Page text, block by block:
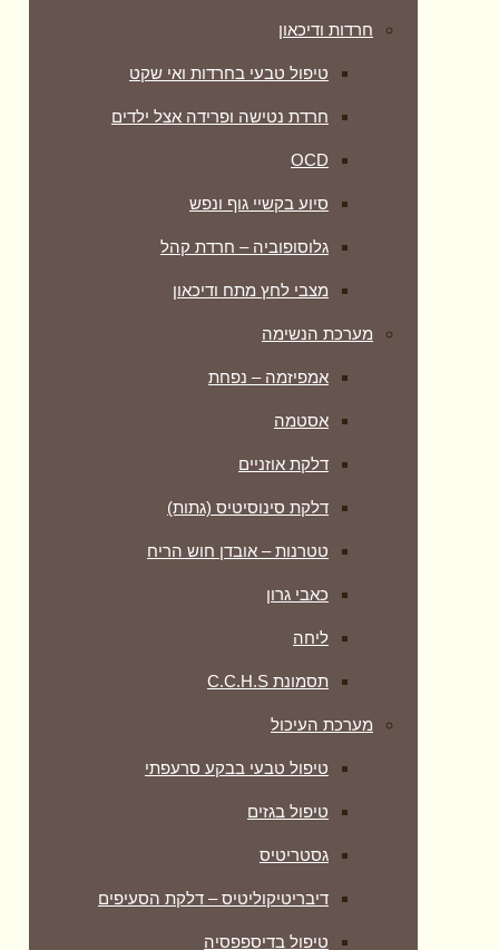
חרדות ודיכאון
טיפול טבעי בחרדות ואי שקט
חרדת נטישה ופרידה אצל ילדים
OCD
סיוע בקשיי גוף ונפש
גלוסופוביה – חרדת קהל
מצבי לחץ מתח ודיכאון
מערכת הנשימה
אמפיזמה – נפחת
אסטמה
דלקת אוזניים
דלקת סינוסיטיס (גתות)
טטרנות – אובדן חוש הריח
כאבי גרון
ליחה
תסמונת C.C.H.S
מערכת העיכול
טיפול טבעי בבקע סרעפתי
טיפול בגזים
גסטריטיס
דיבריטיקוליטיס – דלקת הסעיפים
טיפול בדיספפסיה